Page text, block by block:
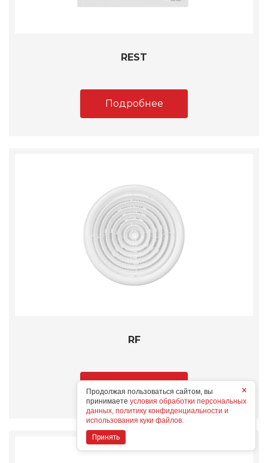
REST
Подробнее
RF
×
Продолжая пользоваться сайтом, вы
принимаете условия обработки персональных
данных, политику конфиденциальности и
использования куки файлов.
Принять